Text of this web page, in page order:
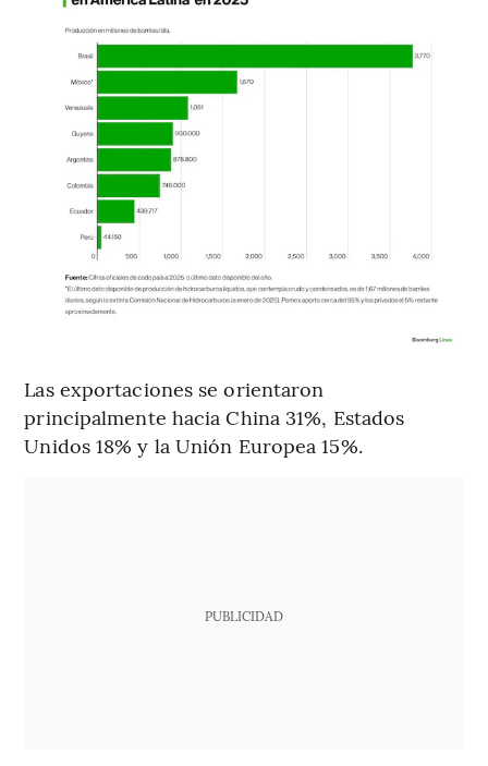
Las exportaciones se orientaron
principalmente hacia China 31%, Estados
Unidos 18% y la Unión Europea 15%.
PUBLICIDAD